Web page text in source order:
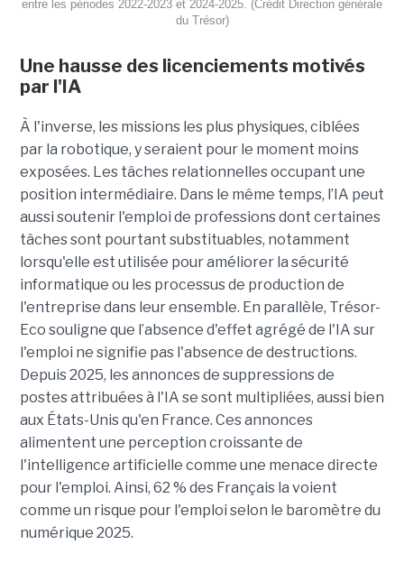
entre les périodes 2022-2023 et 2024-2025. (Crédit Direction générale
du Trésor)
Une hausse des licenciements motivés
par l'IA
À l'inverse, les missions les plus physiques, ciblées
par la robotique, y seraient pour le moment moins
exposées. Les tâches relationnelles occupant une
position intermédiaire. Dans le même temps, l’IA peut
aussi soutenir l'emploi de professions dont certaines
tâches sont pourtant substituables, notamment
lorsqu'elle est utilisée pour améliorer la sécurité
informatique ou les processus de production de
l'entreprise dans leur ensemble. En parallèle, Trésor-
Eco souligne que l’absence d'effet agrégé de l'IA sur
l'emploi ne signifie pas l'absence de destructions.
Depuis 2025, les annonces de suppressions de
postes attribuées à l'IA se sont multipliées, aussi bien
aux États-Unis qu'en France. Ces annonces
alimentent une perception croissante de
l'intelligence artificielle comme une menace directe
pour l'emploi. Ainsi, 62 % des Français la voient
comme un risque pour l'emploi selon le baromètre du
numérique 2025.